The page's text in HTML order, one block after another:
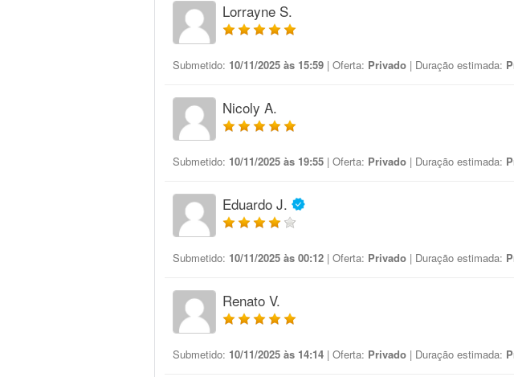
Lorrayne S.
Submetido: 10/11/2025 às 15:59 | Oferta: Privado | Duração estimada:
Nicoly A.
Submetido: 10/11/2025 às 19:55 | Oferta: Privado | Duração estimada:
Eduardo J.
Submetido: 10/11/2025 às 00:12 | Oferta: Privado | Duração estimada:
Renato V.
Submetido: 10/11/2025 às 14:14 | Oferta: Privado | Duração estimada: